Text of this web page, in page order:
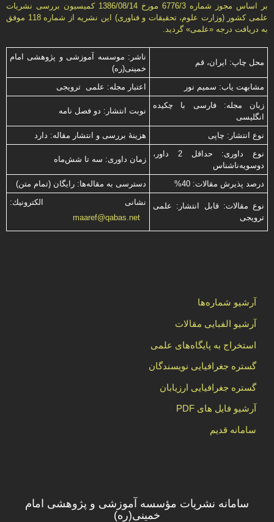
بر اساس مجوز شماره 6776/3 مورخ 1386/08/14 كمیسیون بررسى نشریات
علمى كشور (وزارت علوم، تحقیقات و فناورى) این نشریه از شماره 118 موفق
به دریافت درجه «علمى» گردید.
محل چاپ: ایران، قم
ناشر: موسسه آموزشی و پژوهشی امام
خمینی(ره)
مشابهت ياب: سميم نور
اعتبار مجله: علمی ترویجی
زبان مجله: فارسی با چكیده
انگلیسی
نوبت انتشار: دو فصل نامه
نوع انتشار: چاپی
هزینۀ بررسی و انتشار مقاله: دارد
نوع داوری: حداقل 2 داور،
دوسویه‌ناشناس
زمان داوری: سه تا شش‌ماه
درصد پذیرش مقالات: 40% دسترسی به مقاله‌ها: رایگان (تمام متن)
نوع مقالات: قابل انتشار: علمی
ترویجی
نشانی الكترونیك:
maaref@qabas.net
آرشیو شماره‌ها
آرشیو الفبایی مقالات
استخراج به پایگاه‌های علمی
گستره جغرافیایی نویسندگان
گستره جغرافیایی ارزیابان
آرشیو فایل های PDF
سامانه قدیم
سامانه نشریات مؤسسه آموزشی و پژوهشی امام
خمینی(ره)